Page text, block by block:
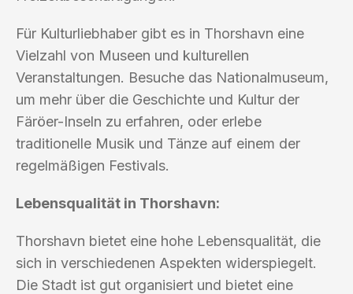
Für Kulturliebhaber gibt es in Thorshavn eine
Vielzahl von Museen und kulturellen
Veranstaltungen. Besuche das Nationalmuseum,
um mehr über die Geschichte und Kultur der
Färöer-Inseln zu erfahren, oder erlebe
traditionelle Musik und Tänze auf einem der
regelmäßigen Festivals.
Lebensqualität in Thorshavn:
Thorshavn bietet eine hohe Lebensqualität, die
sich in verschiedenen Aspekten widerspiegelt.
Die Stadt ist gut organisiert und bietet eine